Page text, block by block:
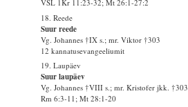
VSL 1Kr 11:23-32; Mt 26:1-27:2
18. Reede
Suur reede
Vg. Johannes †IX s.; mr. Viktor †303
12 kannatusevangeeliumit
19. Laupäev
Suur laupäev
Vg. Johannes †VIII s.; mr. Kristofer jkk. †303
Rm 6:3-11; Mt 28:1-20